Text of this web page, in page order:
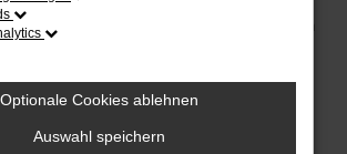
Ihres alten Fahrzeugs. Besuchen
Sie sich von der Qualität
den wir Ihnen bieten!
Optionale Cookies ablehnen
Auswahl speichern